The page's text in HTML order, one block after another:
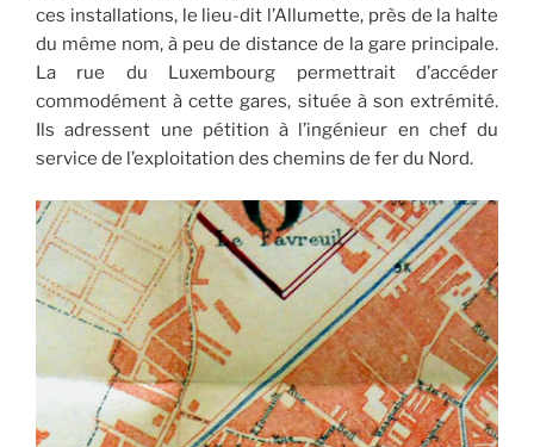
ces installations, le lieu-dit l’Allumette, près de la halte
du même nom, à peu de distance de la gare principale.
La rue du Luxembourg permettrait d’accéder
commodément à cette gares, située à son extrémité.
Ils adressent une pétition à l’ingénieur en chef du
service de l’exploitation des chemins de fer du Nord.